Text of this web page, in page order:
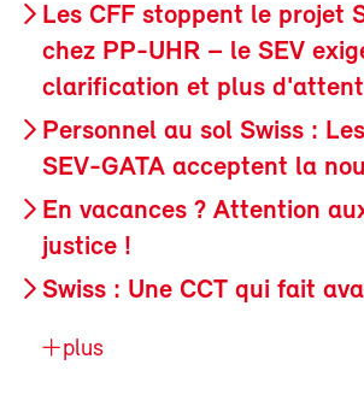
Les CFF stoppent le projet
chez PP-UHR – le SEV
clarification et plus
Personnel au sol Swiss :
SEV-GATA acceptent la
En vacances ? Attention
justice !
Swiss : Une CCT qui fait
plus